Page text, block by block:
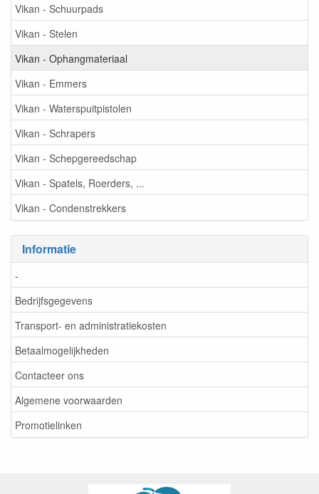
Vikan - Schuurpads
Vikan - Stelen
Vikan - Ophangmateriaal
Vikan - Emmers
Vikan - Waterspuitpistolen
Vikan - Schrapers
Vikan - Schepgereedschap
Vikan - Spatels, Roerders, ...
Vikan - Condenstrekkers
Informatie
-
Bedrijfsgegevens
Transport- en administratiekosten
Betaalmogelijkheden
Contacteer ons
Algemene voorwaarden
Promotielinken